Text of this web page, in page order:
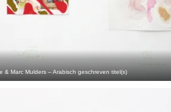
& Marc Mulders – Arabisch geschreven titel(s)